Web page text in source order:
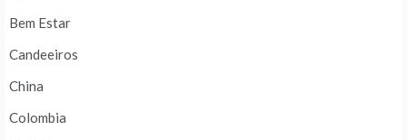
Bem Estar
Candeeiros
China
Colombia